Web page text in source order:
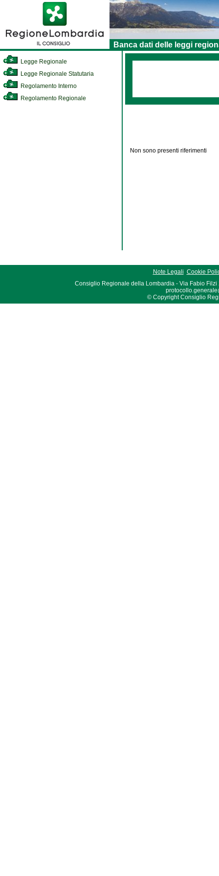
Banca dati delle leggi
Legge Regionale
Legge Regionale Statutaria
Regolamento Interno
Regolamento Regionale
Non sono presenti riferimenti
Note Legali Cookie
Consiglio Regionale della Lombardia - Via Fabio Filzi
© Copyright Consiglio